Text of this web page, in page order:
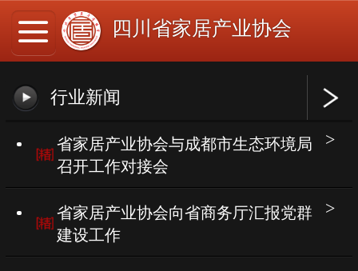
四川省家居产业协会
行业新闻
省家居产业协会与成都市生态环境局
召开工作对接会
省家居产业协会向省商务厅汇报党群
建设工作